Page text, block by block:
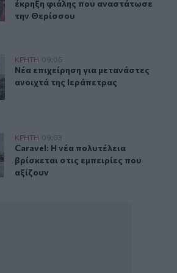
έκρηξη φιάλης που αναστάτωσε
την Θερίσσου
μετανάστες ανοιχτά της Ιεράπετρας
ΚΡΗΤΗ 09:06
Νέα επιχείρηση για μετανάστες
Νέα επιχείρηση για μετανάστες
ανοιχτά της Ιεράπετρας
βρίσκεται στις εμπειρίες που
ΚΡΗΤΗ 09:03
Caravel: Η νέα πολυτέλεια
Caravel: Η νέα πολυτέλεια
βρίσκεται στις εμπειρίες που
αξίζουν